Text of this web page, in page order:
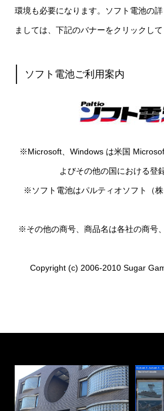
環境も必要になります。ソフト電池の
ましては、下記のバナーをクリックして
ソフト電池ご利用案内
※Microsoft、Windows は米国
よびその他の国における登
※ソフト電池はパルティオソフト（
※その他の商号、商品名は各社の商号
Copyright (c) 2006-2010 Sugar